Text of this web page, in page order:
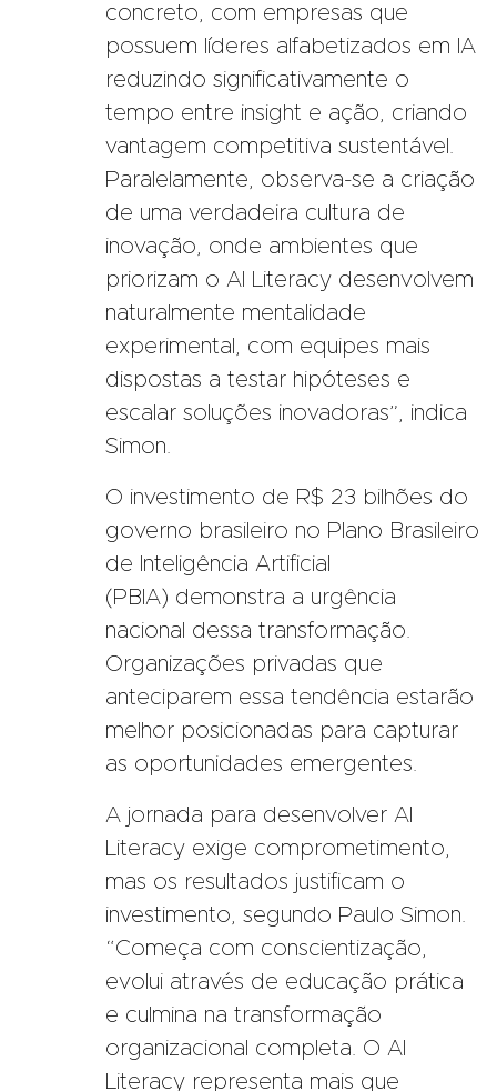
concreto, com empresas que
possuem líderes alfabetizados em IA
reduzindo significativamente o
tempo entre insight e ação, criando
vantagem competitiva sustentável.
Paralelamente, observa-se a criação
de uma verdadeira cultura de
inovação, onde ambientes que
priorizam o AI Literacy desenvolvem
naturalmente mentalidade
experimental, com equipes mais
dispostas a testar hipóteses e
escalar soluções inovadoras”, indica
Simon.
O investimento de R$ 23 bilhões do
governo brasileiro no Plano Brasileiro
de Inteligência Artificial
(PBIA) demonstra a urgência
nacional dessa transformação.
Organizações privadas que
anteciparem essa tendência estarão
melhor posicionadas para capturar
as oportunidades emergentes.
A jornada para desenvolver AI
Literacy exige comprometimento,
mas os resultados justificam o
investimento, segundo Paulo Simon.
“Começa com conscientização,
evolui através de educação prática
e culmina na transformação
organizacional completa. O AI
Literacy representa mais que